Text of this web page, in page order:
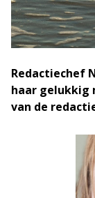
Redactiechef
haar gelukkig
van de